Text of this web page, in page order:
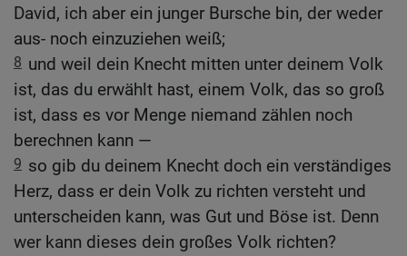
David, ich aber ein junger Bursche bin, der weder
aus- noch einzuziehen weiß;
8 und weil dein Knecht mitten unter deinem Volk
ist, das du erwählt hast, einem Volk, das so groß
ist, dass es vor Menge niemand zählen noch
berechnen kann —
9 so gib du deinem Knecht doch ein verständiges
Herz, dass er dein Volk zu richten versteht und
unterscheiden kann, was Gut und Böse ist. Denn
wer kann dieses dein großes Volk richten?